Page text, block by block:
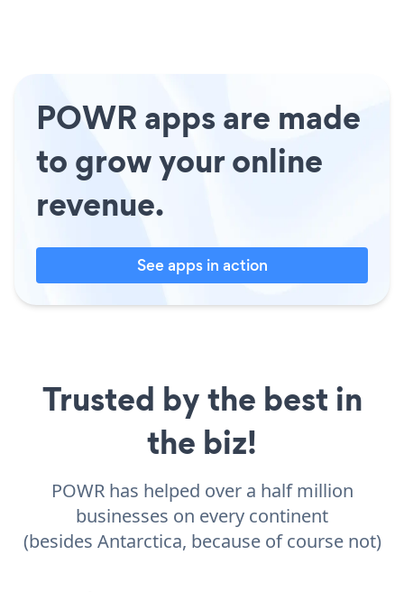
POWR apps are made
to grow your online
revenue.
See apps in action
Trusted by the best in
the biz!
POWR has helped over a half million
businesses on every continent
(besides Antarctica, because of course not)